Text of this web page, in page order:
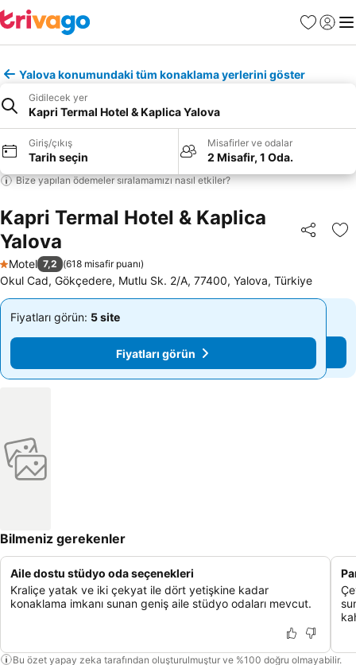
Favoriler
Giriş
Yalova konumundaki tüm konaklama yerlerini göster
Gidilecek yer
Kapri Termal Hotel & Kaplica Yalova
Giriş/çıkış
Tarih seçin
Misafirler ve odalar
2 Misafir, 1 Oda.
Bize yapılan ödemeler sıralamamızı nasıl etkiler?
Kapri Termal Hotel & Kaplica
Yalova
Paylaş
1 Yıldız
Motel 7,2 (618 misafir puanı)
Okul Cad, Gökçedere, Mutlu Sk. 2/A, 77400, Yalova, Türkiye
Fiyatları görün: 5 site
Fiyatı
Fiyatları görün
Fiyatları görün: 5 site
Fiyatı
₺2.567 Fiyatları görün
Bilmeniz gerekenler
Aile dostu stüdyo oda seçenekleri
Kraliçe yatak ve iki çekyat ile dört yetişkine kadar
konaklama imkanı sunan geniş aile stüdyo odaları mevcut.
Bu özet yapay zeka tarafından oluşturulmuştur ve %100 doğru olmayabilir.